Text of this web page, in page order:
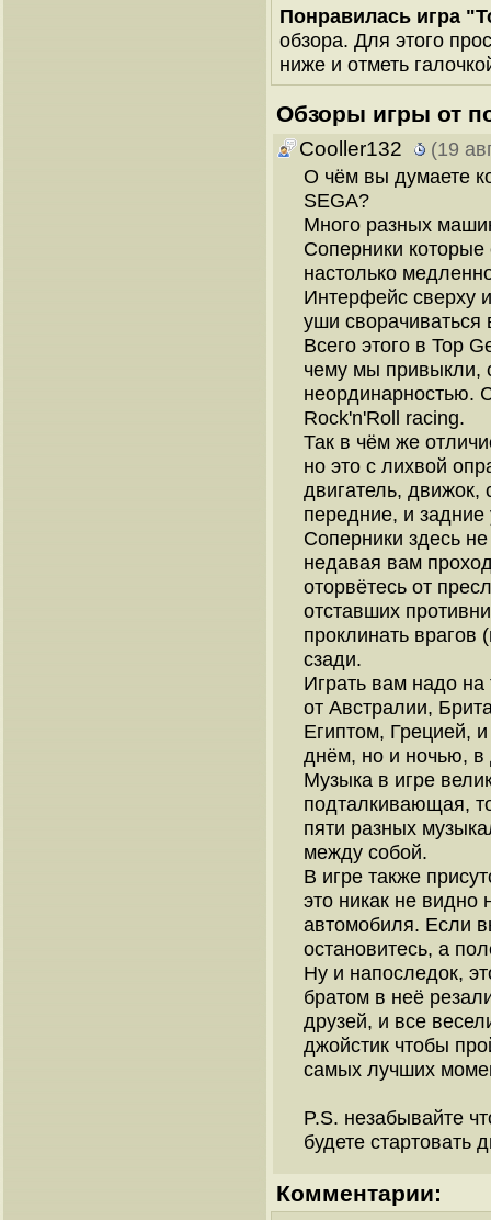
Понравилась игра
обзора. Для этого
ниже и отметь
Обзоры игры от
Cooller132
(19
О чём вы думаете
SEGA?
Много разных
Соперники
настолько
Интерфейс сверху
уши сворачиваться
Всего этого в Top
чему мы привыкли,
неординарностью.
Rock'n'Roll racing.
Так в чём же
но это с лихвой
двигатель,
передние, и задние
Соперники здесь
недавая вам
оторвётесь от
отставших
проклинать врагов
сзади.
Играть вам надо на
от Австралии,
Египтом, Грецией,
днём, но и ночью, в
Музыка в игре
подталкивающая,
пяти разных
между собой.
В игре также
это никак не видно
автомобиля. Если
остановитесь, а
Ну и напоследок,
братом в неё
друзей, и все
джойстик чтобы
самых лучших
P.S. незабывайте
будете стартовать
Комментарии: